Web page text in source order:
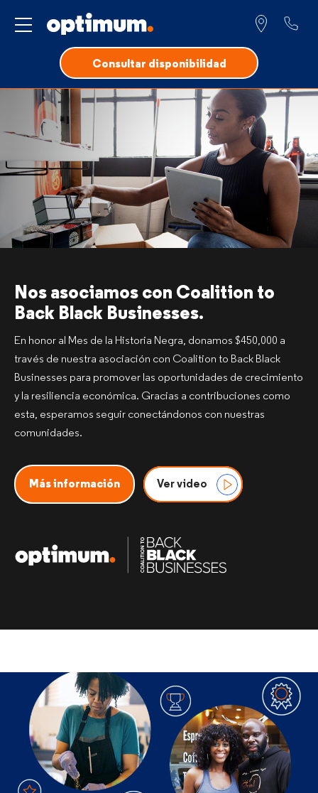
Servicio para
Nos asociamos con Coalition to
Back Black Businesses.
En honor al Mes de la Historia Negra, donamos $450,000 a
través de nuestra asociación con Coalition to Back Black
Businesses para promover las oportunidades de crecimiento
y la resiliencia económica. Gracias a contribuciones como
esta, esperamos seguir conectándonos con nuestras
comunidades.​
Más información Ver video
Consultar disponibilidad